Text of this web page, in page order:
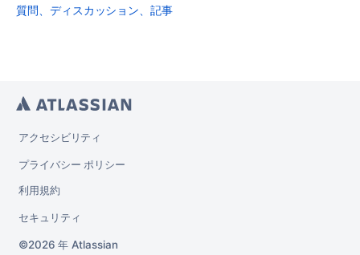
質問、ディスカッション、記事
アクセシビリティ
プライバシー ポリシー
利用規約
セキュリティ
2026 年 Atlassian